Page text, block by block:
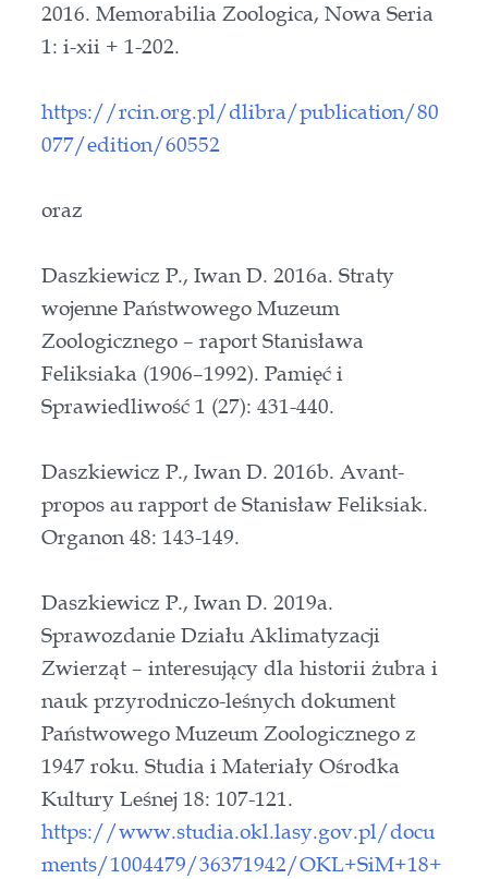
2016. Memorabilia Zoologica, Nowa Seria
1: i-xii + 1-202.
https://rcin.org.pl/dlibra/publication/80
077/edition/60552
oraz
Daszkiewicz P., Iwan D. 2016a. Straty
wojenne Państwowego Muzeum
Zoologicznego – raport Stanisława
Feliksiaka (1906–1992). Pamięć i
Sprawiedliwość 1 (27): 431-440.
Daszkiewicz P., Iwan D. 2016b. Avant-
propos au rapport de Stanisław Feliksiak.
Organon 48: 143-149.
Daszkiewicz P., Iwan D. 2019a.
Sprawozdanie Działu Aklimatyzacji
Zwierząt – interesujący dla historii żubra i
nauk przyrodniczo-leśnych dokument
Państwowego Muzeum Zoologicznego z
1947 roku. Studia i Materiały Ośrodka
Kultury Leśnej 18: 107-121.
https://www.studia.okl.lasy.gov.pl/docu
ments/1004479/36371942/OKL+SiM+18+